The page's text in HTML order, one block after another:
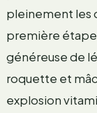
pleinement les
première étape
généreuse de
roquette et
explosion